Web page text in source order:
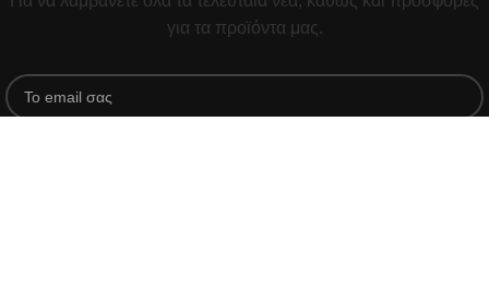
για τα προϊόντα μας.